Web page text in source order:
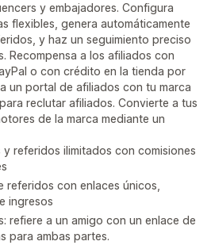
y embajadores. Configura
flexibles, genera automáticamente
y haz un seguimiento preciso
Recompensa a los afiliados con
o con crédito en la tienda por
un portal de afiliados con tu marca
reclutar afiliados. Convierte a tus
de la marca mediante un
y referidos ilimitados con comisiones
referidos con enlaces únicos,
ingresos
refiere a un amigo con un enlace de
para ambas partes.